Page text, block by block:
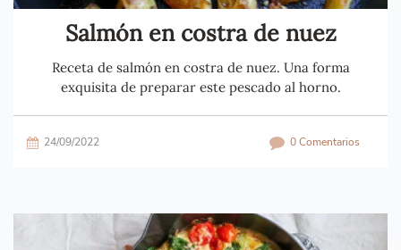
Salmón en costra de nuez
Receta de salmón en costra de nuez. Una forma
exquisita de preparar este pescado al horno.
24/09/2022 0 Comentarios